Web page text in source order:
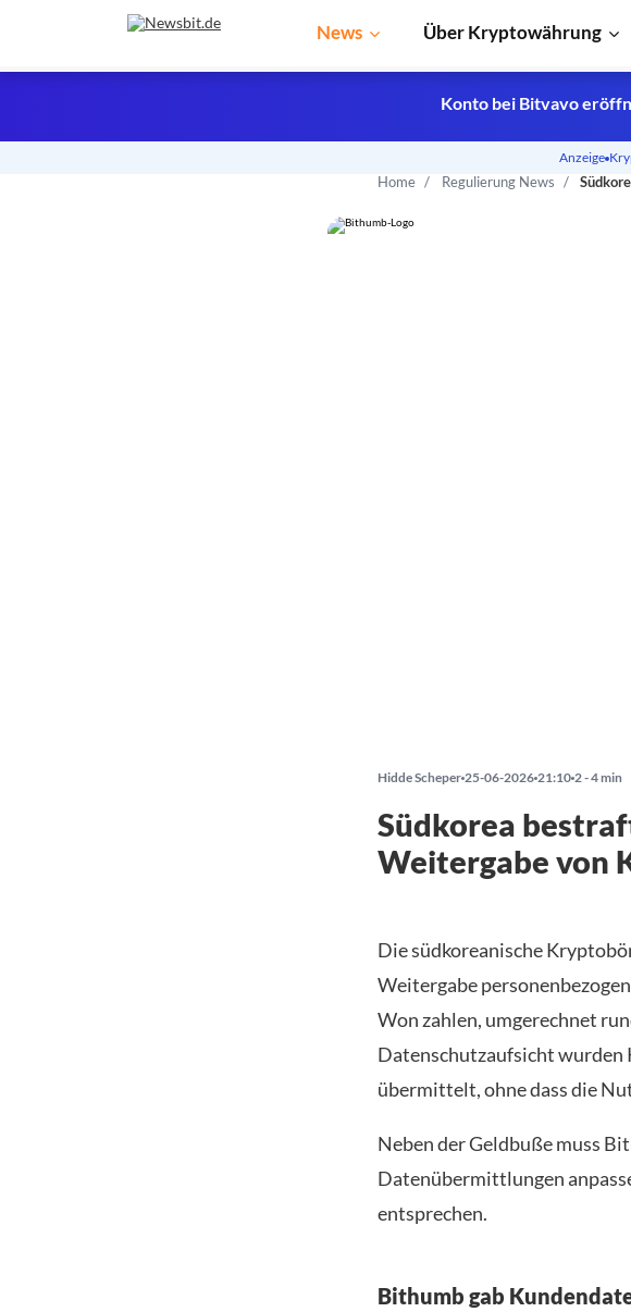
News Über Kryptowährung
Home Regulierung News
Konto bei Bitvavo
Anzeige
Hidde Scheper 25-06-2026 21:10 2 - 4 min
Südkorea
Weitergabe von
Die südkoreanische
Weitergabe
Won zahlen, umgerechnet
Datenschutzaufsicht wurden
übermittelt, ohne dass die
Neben der Geldbuße muss
Datenübermittlungen
entsprechen.
Bithumb gab